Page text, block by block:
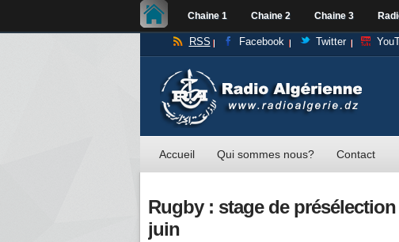
Chaine 1 Chaine 2 Chaine 3
RSS Facebook Twitter
Accueil Qui sommes nous? Contact
Rugby : stage de
juin